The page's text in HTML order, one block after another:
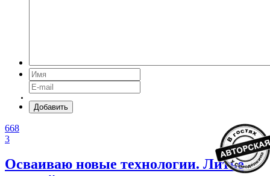
Добавить
668
3
Осваиваю новые технологии. Литье